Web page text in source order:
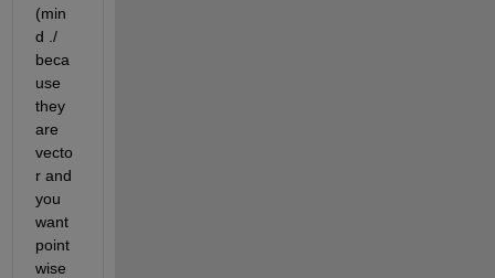
(min
d ./
beca
use
they
are
vecto
r and
you
want
point
wise